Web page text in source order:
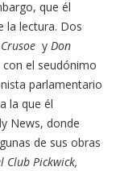
que él
la lectura. Dos
y Don
con el seudónimo
parlamentario
la que él
News, donde
de sus obras
Club Pickwick,